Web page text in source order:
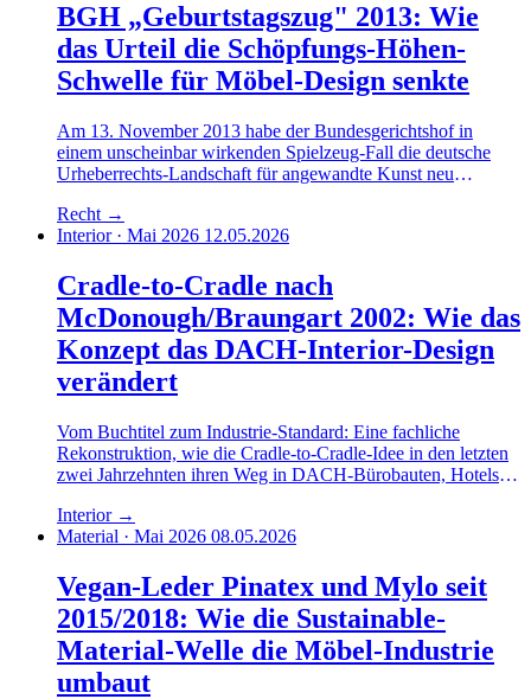
BGH „Geburtstagszug" 2013: Wie
das Urteil die Schöpfungs-Höhen-
Schwelle für Möbel-Design senkte
Am 13. November 2013 habe der Bundesgerichtshof in
einem unscheinbar wirkenden Spielzeug-Fall die deutsche
Urheberrechts-Landschaft für angewandte Kunst neu
DACH-Möbeldesign.
Recht →
Interior · Mai 2026 12.05.2026
Cradle-to-Cradle nach
McDonough/Braungart 2002: Wie das
Konzept das DACH-Interior-Design
verändert
Vom Buchtitel zum Industrie-Standard: Eine fachliche
Rekonstruktion, wie die Cradle-to-Cradle-Idee in den letzten
zwei Jahrzehnten ihren Weg in DACH-Bürobauten, Hotels
reibe.
Interior →
Material · Mai 2026 08.05.2026
Vegan-Leder Pinatex und Mylo seit
2015/2018: Wie die Sustainable-
Material-Welle die Möbel-Industrie
umbaut